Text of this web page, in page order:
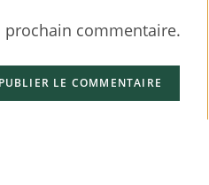
commentaire.